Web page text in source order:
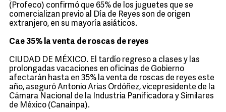
(Profeco) confirmó que 65% de los juguetes que se
comercializan previo al Día de Reyes son de origen
extranjero, en su mayoría asiáticos.
Cae 35% la venta de roscas de reyes
CIUDAD DE MÉXICO. El tardío regreso a clases y las
prolongadas vacaciones en oficinas de Gobierno
afectarán hasta en 35% la venta de roscas de reyes este
año, aseguró Antonio Arias Ordóñez, vicepresidente de la
Cámara Nacional de la Industria Panificadora y Similares
de México (Canainpa).